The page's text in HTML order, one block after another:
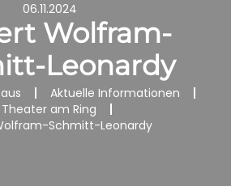
06.11.2024
Wolfram-
Leonardy
Aktuelle Informationen
Theater am Ring
Schmitt-Leonardy